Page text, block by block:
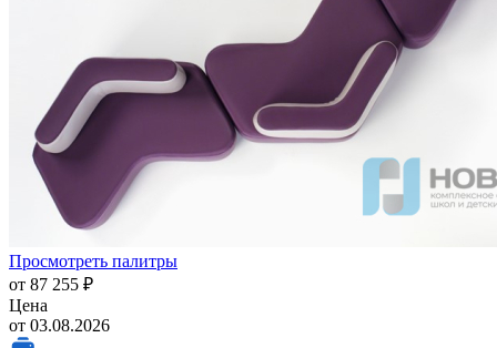
Просмотреть палитры
от 87 255 ₽
Цена
от 03.08.2026